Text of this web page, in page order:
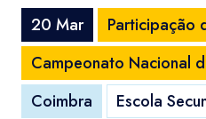
20 Mar
Participação
Campeonato Nacional
Coimbra
Escola